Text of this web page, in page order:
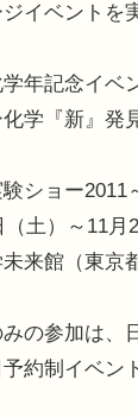
イベントを
年記念イベ
学『新』発
ショー2011
（土）～11
来館（東京
の参加は、
約制イベン